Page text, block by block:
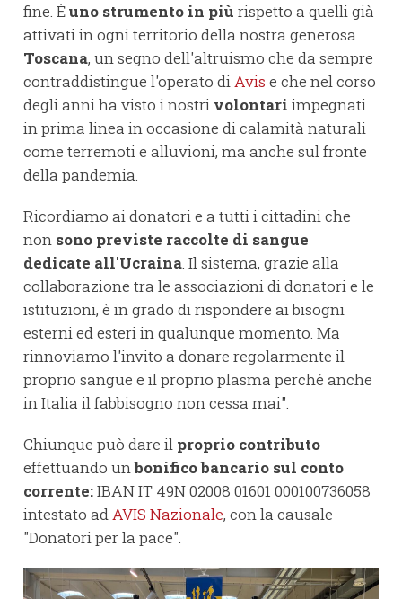
fine. Èuno strumento in più rispetto a quelli già
attivati in ogni territorio della nostra generosa
Toscana, un segno dell'altruismo che da sempre
contraddistingue l'operato diAvis e che nel corso
degli anni ha visto i nostri volontari impegnati
in prima linea in occasione di calamità naturali
come terremoti e alluvioni, ma anche sul fronte
della pandemia.
Ricordiamo ai donatori e a tutti i cittadini che
non sono previste raccolte di sangue
dedicate all'Ucraina. Il sistema, grazie alla
collaborazione tra le associazioni di donatori e le
istituzioni, è in grado di rispondere ai bisogni
esterni ed esteri in qualunque momento. Ma
rinnoviamo l'invito a donare regolarmente il
proprio sangue e il proprio plasma perché anche
in Italia il fabbisogno non cessa mai".
Chiunque può dare il proprio contributo
effettuando unbonifico bancario sul conto
corrente:IBAN IT 49N 02008 01601 000100736058
intestato adAVIS Nazionale, con la causale
"Donatori per la pace".